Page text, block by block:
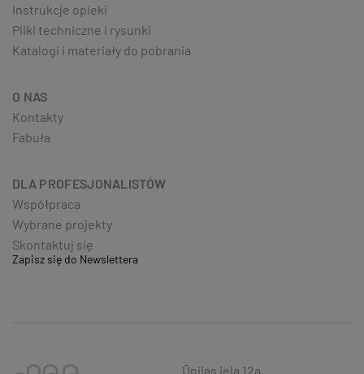
Instrukcje opieki
Pliki techniczne i rysunki
Katalogi i materiały do pobrania
O NAS
Kontakty
Fabuła
DLA PROFESJONALISTÓW
Współpraca
Wybrane projekty
Skontaktuj się
Zapisz się do Newslettera
Ūnijas iela 12a,